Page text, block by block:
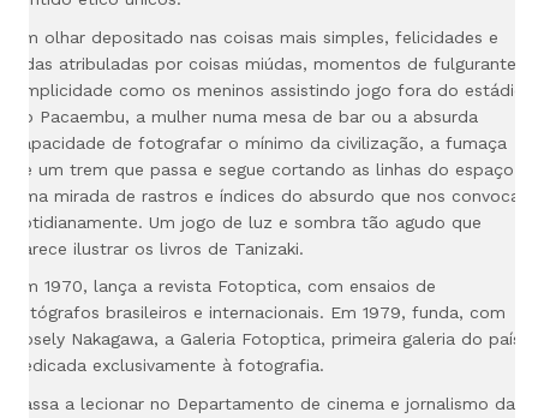
Um olhar depositado nas coisas mais simples, felicidades e
vidas atribuladas por coisas miúdas, momentos de fulgurante
simplicidade como os meninos assistindo jogo fora do estádio
do Pacaembu, a mulher numa mesa de bar ou a absurda
capacidade de fotografar o mínimo da civilização, a fumaça
de um trem que passa e segue cortando as linhas do espaço.
Uma mirada de rastros e índices do absurdo que nos convoca
cotidianamente. Um jogo de luz e sombra tão agudo que
parece ilustrar os livros de Tanizaki.
Em 1970, lança a revista Fotoptica, com ensaios de
fotógrafos brasileiros e internacionais. Em 1979, funda, com
Rosely Nakagawa, a Galeria Fotoptica, primeira galeria do país
dedicada exclusivamente à fotografia.
Passa a lecionar no Departamento de cinema e jornalismo da